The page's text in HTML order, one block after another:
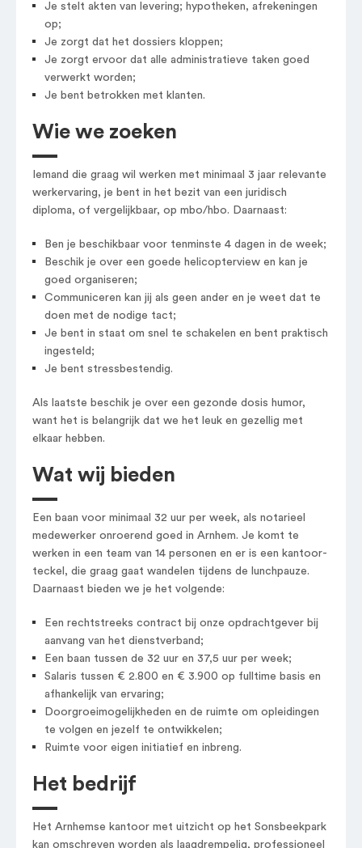
Je stelt akten van levering; hypotheken, afrekeningen
op;
Je zorgt dat het dossiers kloppen;
Je zorgt ervoor dat alle administratieve taken goed
verwerkt worden;
Je bent betrokken met klanten.
Wie we zoeken
Iemand die graag wil werken met minimaal 3 jaar relevante
werkervaring, je bent in het bezit van een juridisch
diploma, of vergelijkbaar, op mbo/hbo. Daarnaast:
Ben je beschikbaar voor tenminste 4 dagen in de week;
Beschik je over een goede helicopterview en kan je
goed organiseren;
Communiceren kan jij als geen ander en je weet dat te
doen met de nodige tact;
Je bent in staat om snel te schakelen en bent praktisch
ingesteld;
Je bent stressbestendig.
Als laatste beschik je over een gezonde dosis humor,
want het is belangrijk dat we het leuk en gezellig met
elkaar hebben.
Wat wij bieden
Een baan voor minimaal 32 uur per week, als notarieel
medewerker onroerend goed in Arnhem. Je komt te
werken in een team van 14 personen en er is een kantoor-
teckel, die graag gaat wandelen tijdens de lunchpauze.
Daarnaast bieden we je het volgende:
Een rechtstreeks contract bij onze opdrachtgever bij
aanvang van het dienstverband;
Een baan tussen de 32 uur en 37,5 uur per week;
Salaris tussen € 2.800 en € 3.900 op fulltime basis en
afhankelijk van ervaring;
Doorgroeimogelijkheden en de ruimte om opleidingen
te volgen en jezelf te ontwikkelen;
Ruimte voor eigen initiatief en inbreng.
Het bedrijf
Het Arnhemse kantoor met uitzicht op het Sonsbeekpark
kan omschreven worden als laagdrempelig, professioneel